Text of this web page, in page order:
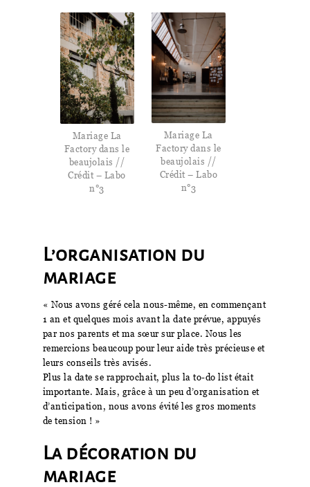
Mariage La
Factory dans le
beaujolais //
Crédit – Labo
n°3
Mariage La
Factory dans le
beaujolais //
Crédit – Labo
n°3
L’organisation du
mariage
« Nous avons géré cela nous-même, en commençant
1 an et quelques mois avant la date prévue, appuyés
par nos parents et ma sœur sur place. Nous les
remercions beaucoup pour leur aide très précieuse et
leurs conseils très avisés.
Plus la date se rapprochait, plus la to-do list était
importante. Mais, grâce à un peu d’organisation et
d’anticipation, nous avons évité les gros moments
de tension ! »
La décoration du
mariage